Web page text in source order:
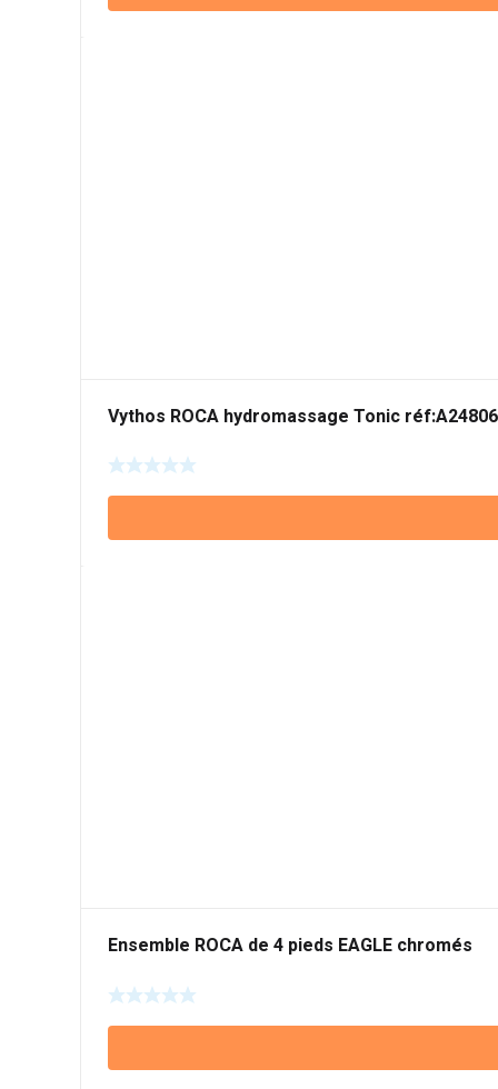
Vythos ROCA hydromassage Tonic
Ensemble ROCA de 4 pieds EAGLE chromés